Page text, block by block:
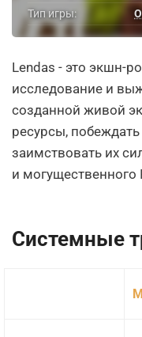
Тип игры:
Lendas - это экшн-
исследование и
созданной живой
ресурсы,
заимствовать их
и могущественного
Системные